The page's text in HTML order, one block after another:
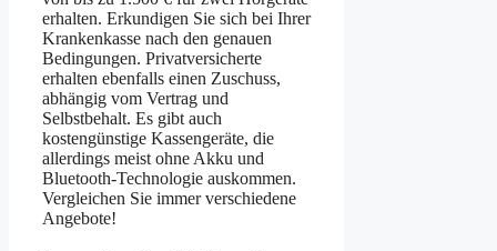
erhalten. Erkundigen Sie sich bei Ihrer
Krankenkasse nach den genauen
Bedingungen. Privatversicherte
erhalten ebenfalls einen Zuschuss,
abhängig vom Vertrag und
Selbstbehalt. Es gibt auch
kostengünstige Kassengeräte, die
allerdings meist ohne Akku und
Bluetooth-Technologie auskommen.
Vergleichen Sie immer verschiedene
Angebote!